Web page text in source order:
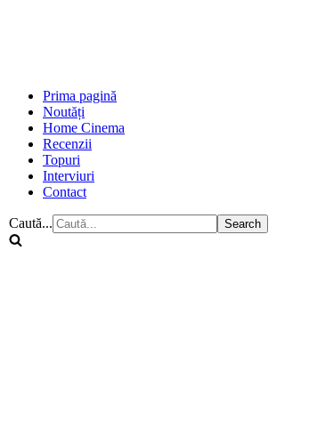
Prima pagină
Noutăți
Home Cinema
Recenzii
Topuri
Interviuri
Contact
Caută...